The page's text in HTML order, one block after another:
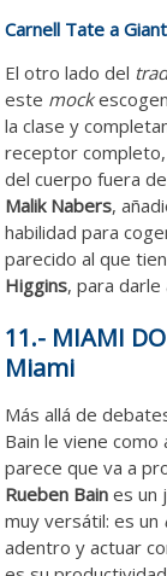
Carnell Tate a
El otro lado del
este mock
la clase y
receptor
del cuerpo fuera
Malik Nabers,
habilidad para
parecido al que
Higgins, para darle
11.- MIAMI
Miami
Más allá de
Bain le viene
parece que va a
Rueben Bain es un
muy versátil: es un
adentro y actuar